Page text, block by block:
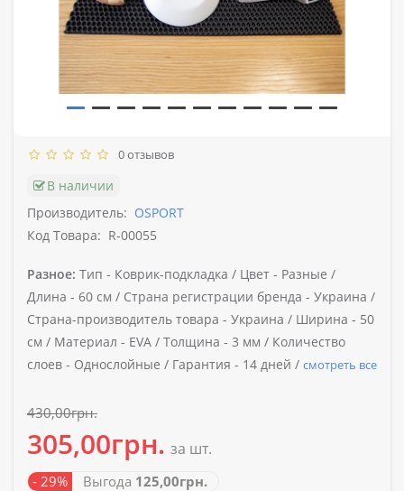
0 отзывов
В наличии
Производитель: OSPORT
Код Товара: R-00055
Разное: Тип - Коврик-подкладка / Цвет - Разные /
Длина - 60 см / Страна регистрации бренда - Украина /
Страна-производитель товара - Украина / Ширина - 50
см / Материал - EVA / Толщина - 3 мм / Количество
слоев - Однослойные / Гарантия - 14 дней / смотреть все
430,00грн.
305,00грн. за шт.
- 29% Выгода 125,00грн.